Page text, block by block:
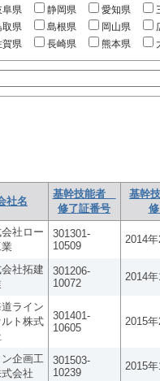
阜県
静岡県 愛知県
取県
島根県 岡山県
賀県
長崎県 熊本県
社名
基幹技能者
修了証番号
基幹
社ロー
業
301301-
10509
2014
社拓建
301206-
10072
2014
ライン
ト株式
301401-
10605
2015
企画工
会社
301503-
10239
2015